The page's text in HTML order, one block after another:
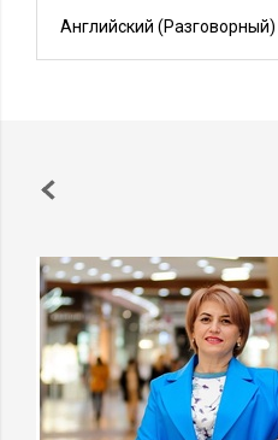
Английский (Разговорный)